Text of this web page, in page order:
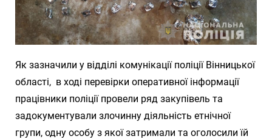
Як зазначили у відділі комунікації поліції Вінницької
області, в ході перевірки оперативної інформації
працівники поліції провели ряд закупівель та
задокументували злочинну діяльність етнічної
групи, одну особу з якої затримали та оголосили їй